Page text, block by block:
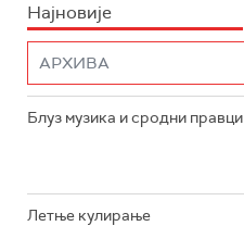
Најновије
Блуз музика и сродни правци
Летње кулирање